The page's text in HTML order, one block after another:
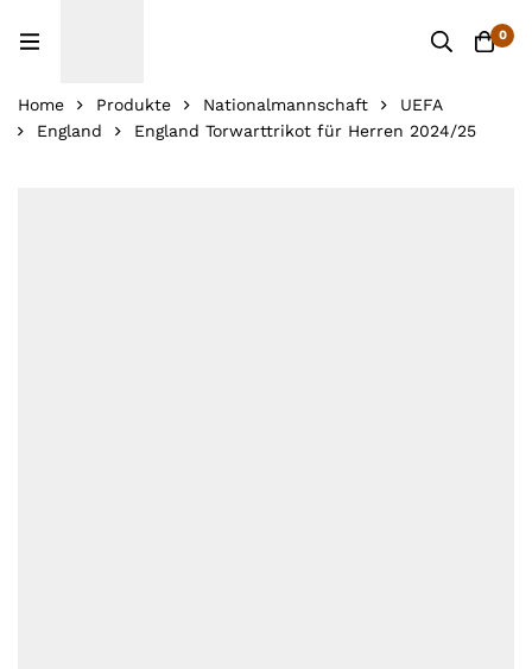
0
Home Produkte Nationalmannschaft
UEFA
England
England Torwarttrikot für Herren 2024/25